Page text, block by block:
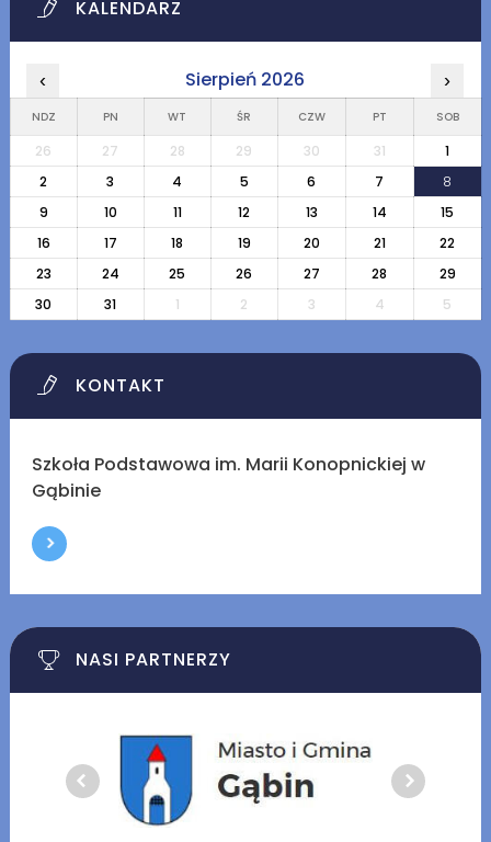
KALENDARZ
‹ Sierpień 2026 ›
NDZ PN WT ŚR CZW PT SOB
26 27 28 29 30 31
1
2
3 4 5 6 7
8
9
10 11 12 13 14
15
16
17 18 19 20 21
22
23
24 25 26 27 28
29
30
31 1 2 3 4 5
KONTAKT
Szkoła Podstawowa im. Marii Konopnickiej w
Gąbinie
NASI PARTNERZY